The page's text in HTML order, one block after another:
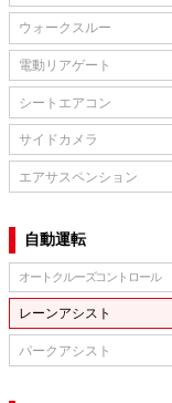
ウォークスルー
電動リアゲート
シートエアコン
サイドカメラ
エアサスペンション
自動運転
オートクルーズコントロール
レーンアシスト
パークアシスト